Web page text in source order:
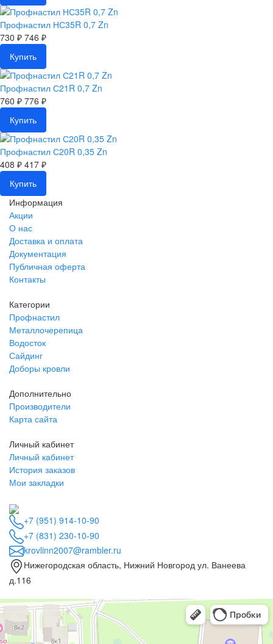
Профнастил НС35R 0,7 Zn
730 ₽ 746 ₽
Купить
Профнастил С21R 0,7 Zn
760 ₽ 776 ₽
Купить
Профнастил С20R 0,35 Zn
408 ₽ 417 ₽
Купить
Информация
Акции
О нас
Доставка и оплата
Документация
Публичная оферта
Контакты
Категории
Профнастил
Металлочерепица
Водосток
Сайдинг
Доборы кровли
Дополнительно
Производители
Карта сайта
Личный кабинет
Личный кабинет
История заказов
Мои закладки
+7 (951) 914-10-90
+7 (831) 230-10-90
krovlinn2007@rambler.ru
Нижегородская область, Нижний Новгород ул. Ванеева
д.116